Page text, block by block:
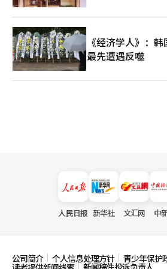
《经济学人》：
最先遭遇反噬
人民日报 新华社 文汇网 中
公司简介 个人信息处理方针 青少年保护
新闻稿件投诉负责人